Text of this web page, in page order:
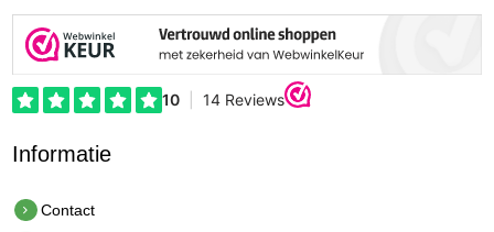
Informatie
Contact